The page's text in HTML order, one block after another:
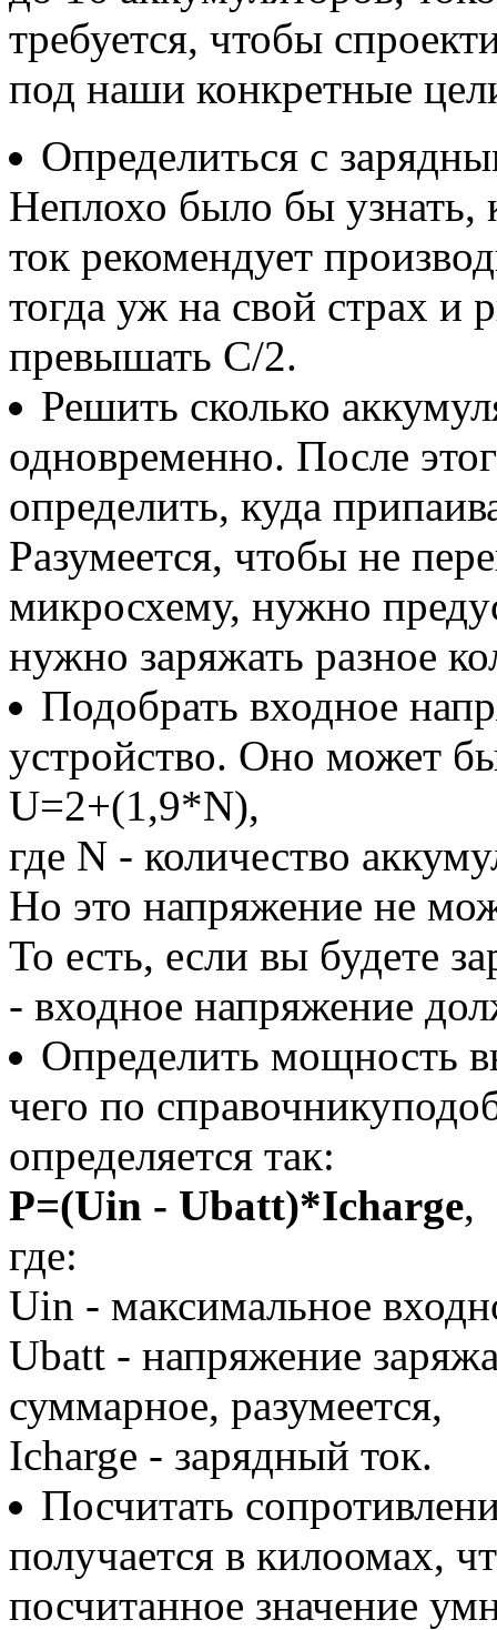
требуется, чтобы
под наши конкретные
Определиться с
Неплохо было бы узнать,
ток рекомендует
тогда уж на свой страх и
превышать С/2.
Решить сколько
одновременно. После
определить, куда
Разумеется, чтобы не
микросхему, нужно
нужно заряжать разное
Подобрать входное
устройство. Оно может
U=2+(1,9*N),
где N - количество
Но это напряжение не
То есть, если вы будете
- входное напряжение
Определить мощность
чего по
определяется так:
P=(Uin - Ubatt)*Icharge,
где:
Uin - максимальное
Ubatt - напряжение
суммарное, разумеется,
Icharge - зарядный ток.
Посчитать
получается в килоомах,
посчитанное значение